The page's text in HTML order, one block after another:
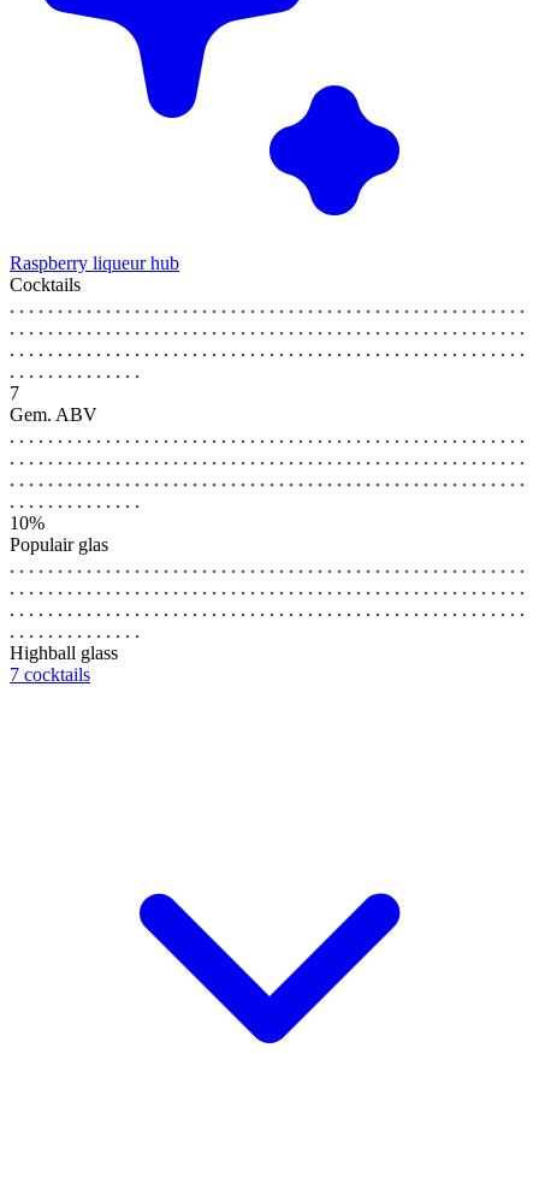
Raspberry liqueur hub
Cocktails
. . . . . . . . . . . . . . . . . . . . . . . . . . . . . . . . . . . . . . . . . . . . . . . . . . . . . .
. . . . . . . . . . . . . . . . . . . . . . . . . . . . . . . . . . . . . . . . . . . . . . . . . . . . . .
. . . . . . . . . . . . . . . . . . . . . . . . . . . . . . . . . . . . . . . . . . . . . . . . . . . . . .
. . . . . . . . . . . . . .
7
Gem. ABV
. . . . . . . . . . . . . . . . . . . . . . . . . . . . . . . . . . . . . . . . . . . . . . . . . . . . . .
. . . . . . . . . . . . . . . . . . . . . . . . . . . . . . . . . . . . . . . . . . . . . . . . . . . . . .
. . . . . . . . . . . . . . . . . . . . . . . . . . . . . . . . . . . . . . . . . . . . . . . . . . . . . .
. . . . . . . . . . . . . .
10%
Populair glas
. . . . . . . . . . . . . . . . . . . . . . . . . . . . . . . . . . . . . . . . . . . . . . . . . . . . . .
. . . . . . . . . . . . . . . . . . . . . . . . . . . . . . . . . . . . . . . . . . . . . . . . . . . . . .
. . . . . . . . . . . . . . . . . . . . . . . . . . . . . . . . . . . . . . . . . . . . . . . . . . . . . .
. . . . . . . . . . . . . .
Highball glass
7 cocktails